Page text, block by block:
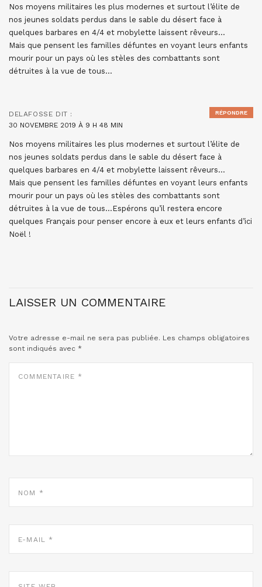
Nos moyens militaires les plus modernes et surtout l’élite de
nos jeunes soldats perdus dans le sable du désert face à
quelques barbares en 4/4 et mobylette laissent rêveurs…
Mais que pensent les familles défuntes en voyant leurs enfants
mourir pour un pays où les stèles des combattants sont
détruites à la vue de tous…
DELAFOSSE DIT :
30 NOVEMBRE 2019 À 9 H 48 MIN
Nos moyens militaires les plus modernes et surtout l’élite de
nos jeunes soldats perdus dans le sable du désert face à
quelques barbares en 4/4 et mobylette laissent rêveurs…
Mais que pensent les familles défuntes en voyant leurs enfants
mourir pour un pays où les stèles des combattants sont
détruites à la vue de tous…Espérons qu’il restera encore
quelques Français pour penser encore à eux et leurs enfants d’ici
Noël !
RÉPONDRE
LAISSER UN COMMENTAIRE
Votre adresse e-mail ne sera pas publiée. Les champs obligatoires
sont indiqués avec *
MAIL
WEB